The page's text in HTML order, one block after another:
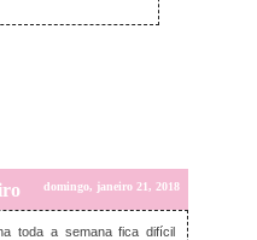
domingo, janeiro 21, 2018
toda a semana fica difícil